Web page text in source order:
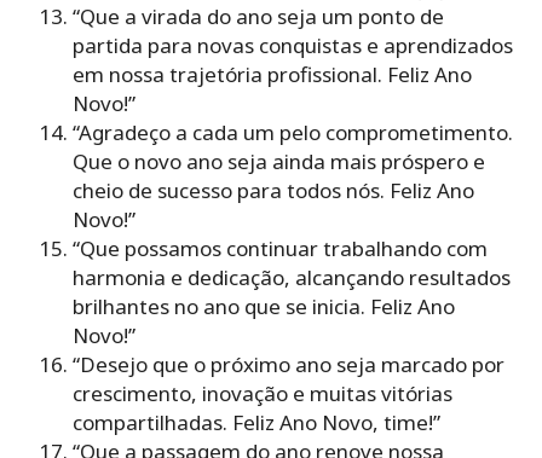
“Que a virada do ano seja um ponto de
partida para novas conquistas e aprendizados
em nossa trajetória profissional. Feliz Ano
Novo!”
“Agradeço a cada um pelo comprometimento.
Que o novo ano seja ainda mais próspero e
cheio de sucesso para todos nós. Feliz Ano
Novo!”
“Que possamos continuar trabalhando com
harmonia e dedicação, alcançando resultados
brilhantes no ano que se inicia. Feliz Ano
Novo!”
“Desejo que o próximo ano seja marcado por
crescimento, inovação e muitas vitórias
compartilhadas. Feliz Ano Novo, time!”
“Que a passagem do ano renove nossa